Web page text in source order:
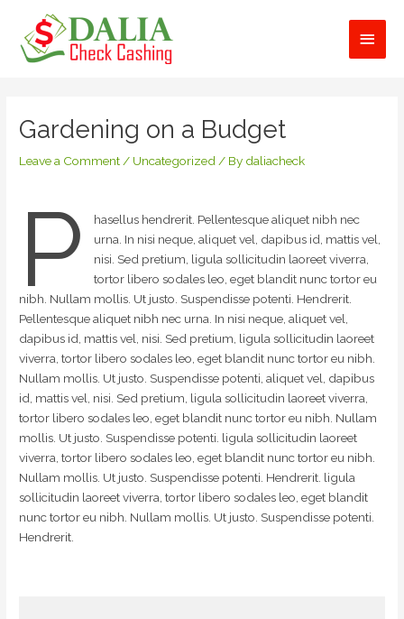
content
Main
Gardening on a Budget
Leave a Comment/ Uncategorized/ By daliacheck
P
hasellus hendrerit. Pellentesque aliquet nibh nec
urna. In nisi neque, aliquet vel, dapibus id, mattis vel,
nisi. Sed pretium, ligula sollicitudin laoreet viverra,
tortor libero sodales leo, eget blandit nunc tortor eu
nibh. Nullam mollis. Ut justo. Suspendisse potenti. Hendrerit.
Pellentesque aliquet nibh nec urna. In nisi neque, aliquet vel,
dapibus id, mattis vel, nisi. Sed pretium, ligula sollicitudin laoreet
viverra, tortor libero sodales leo, eget blandit nunc tortor eu nibh.
Nullam mollis. Ut justo. Suspendisse potenti, aliquet vel, dapibus
id, mattis vel, nisi. Sed pretium, ligula sollicitudin laoreet viverra,
tortor libero sodales leo, eget blandit nunc tortor eu nibh. Nullam
mollis. Ut justo. Suspendisse potenti. ligula sollicitudin laoreet
viverra, tortor libero sodales leo, eget blandit nunc tortor eu nibh.
Nullam mollis. Ut justo. Suspendisse potenti. Hendrerit. ligula
sollicitudin laoreet viverra, tortor libero sodales leo, eget blandit
nunc tortor eu nibh. Nullam mollis. Ut justo. Suspendisse potenti.
Hendrerit.